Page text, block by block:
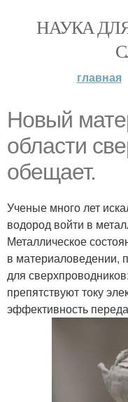
НАУКА
главная
Новый
области
обещает.
Ученые много лет
водород войти в
Металлическое
в материаловедении,
для
препятствуют току
эффективность